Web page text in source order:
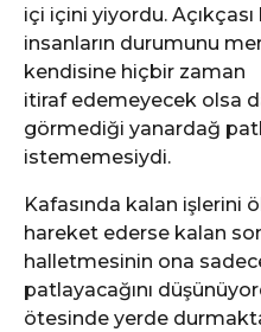
içi içini yiyordu.
insanların durumunu
kendisine hiçbir zaman
itiraf edemeyecek olsa
görmediği yanardağ
istememesiydi.
Kafasında kalan işlerini
hareket ederse kalan
halletmesinin ona
patlayacağını
ötesinde yerde durmakta